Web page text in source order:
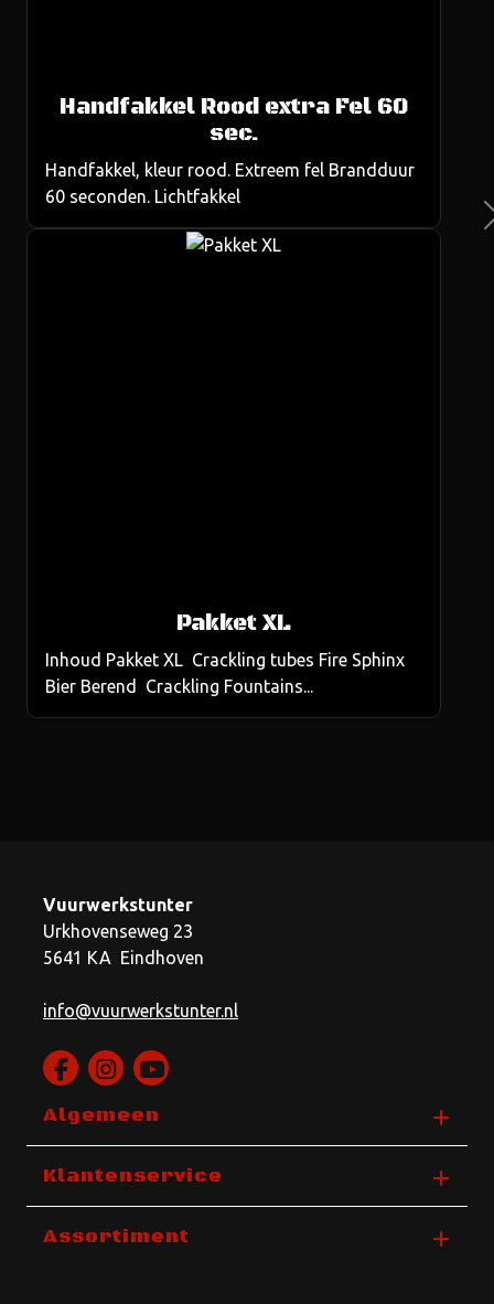
Handfakkel Rood extra Fel 60
sec.
Handfakkel, kleur rood. Extreem fel Brandduur
60 seconden. Lichtfakkel
Pakket XL
Inhoud Pakket XL Crackling tubes Fire Sphinx
Bier Berend Crackling Fountains...
Vuurwerkstunter
Urkhovenseweg 23
5641 KA Eindhoven
info@vuurwerkstunter.nl
Algemeen
Klantenservice
Assortiment